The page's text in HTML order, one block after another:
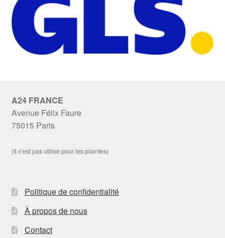
A24 FRANCE
Avenue Félix Faure
75015 Paris
(Il n'est pas utilisé pour les plaintes)
Politique de confidentialité
À propos de nous
Contact